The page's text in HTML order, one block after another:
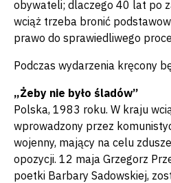
obywateli; dlaczego 40 lat po
wciąż trzeba bronić
prawo do sprawiedliwego
Podczas wydarzenia kręcony
„Żeby nie było śladów”
Polska, 1983 roku. W kraju
wprowadzony przez
wojenny, mający na celu
opozycji. 12 maja Grzegorz
poetki Barbary Sadowskiej,